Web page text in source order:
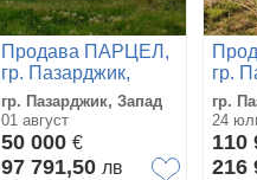
Продава ПАРЦЕЛ,
гр. Пазарджик,
Запад
гр. Пазарджик, Запад
01 август
50 000 €
97 791,50 лв
гр.
гр.
24
110
216